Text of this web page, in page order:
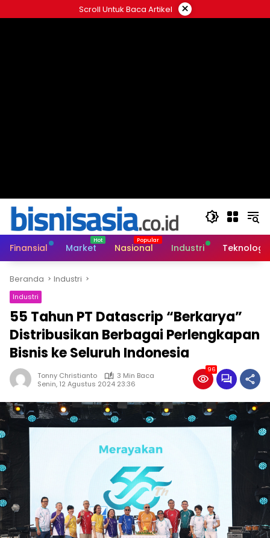
ke
Scroll Untuk Baca Artikel ×
Finansial Market Nasional Industri Teknologi
Beranda Industri
Industri
55 Tahun PT Datascrip “Berkarya”
Distribusikan Berbagai Perlengkapan
Bisnis ke Seluruh Indonesia
Tonny Christianto
3 Min Baca
Senin, 12 Agustus 2024 23:36
96